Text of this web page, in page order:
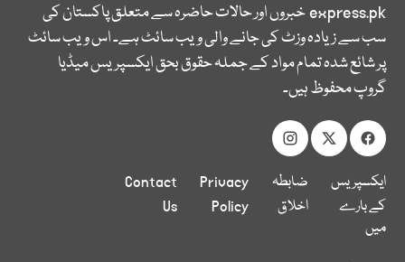
express.pkخبروں اور حالات حاضرہ سے متعلق پاکستان کی
سب سے زیادہ وزٹ کی جانے والی ویب سائٹ ہے۔ اس ویب سائٹ
پر شائع شدہ تمام مواد کے جملہ حقوق بحق ایکسپریس میڈیا
گروپ محفوظ ہیں۔
ایکسپریس
کے بارے
میں
ضابطہ
اخلاق
Privacy
Policy
Contact
Us